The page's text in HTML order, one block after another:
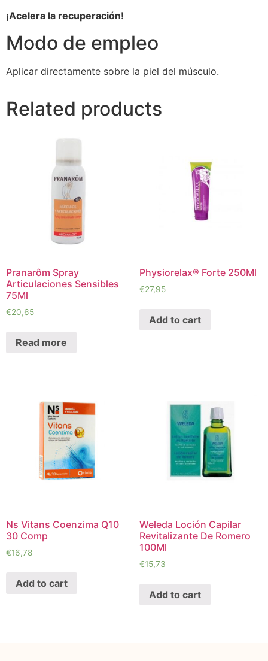
¡Acelera la recuperación!
Modo de empleo
Aplicar directamente sobre la piel del músculo.
Related products
Pranarôm Spray
Articulaciones Sensibles
75Ml
€20,65
Read more
Physiorelax® Forte 250Ml
€27,95
Add to cart
Ns Vitans Coenzima Q10
30 Comp
€16,78
Add to cart
Weleda Loción Capilar
Revitalizante De Romero
100Ml
€15,73
Add to cart